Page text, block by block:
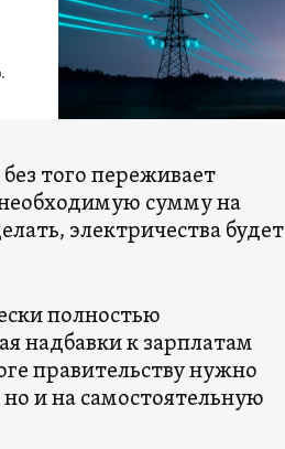
того переживает
сумму на
электричества будет
полностью
надбавки к зарплатам
правительству нужно
и на самостоятельную